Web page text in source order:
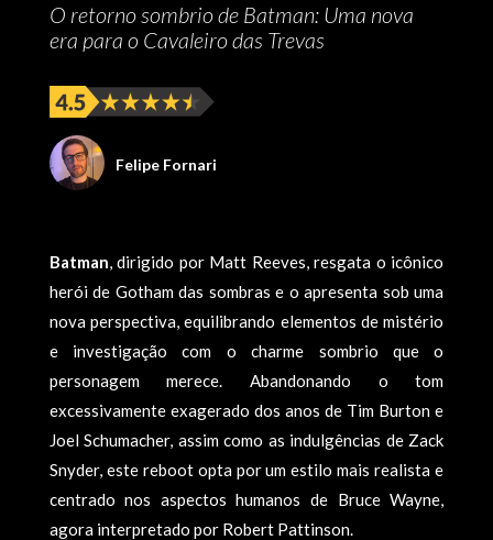
O retorno sombrio de Batman: Uma nova
era para o Cavaleiro das Trevas
Felipe Fornari
Batman, dirigido por Matt Reeves, resgata o icônico
herói de Gotham das sombras e o apresenta sob uma
nova perspectiva, equilibrando elementos de mistério
e investigação com o charme sombrio que o
personagem merece. Abandonando o tom
excessivamente exagerado dos anos de Tim Burton e
Joel Schumacher, assim como as indulgências de Zack
Snyder, este reboot opta por um estilo mais realista e
centrado nos aspectos humanos de Bruce Wayne,
agora interpretado por Robert Pattinson.